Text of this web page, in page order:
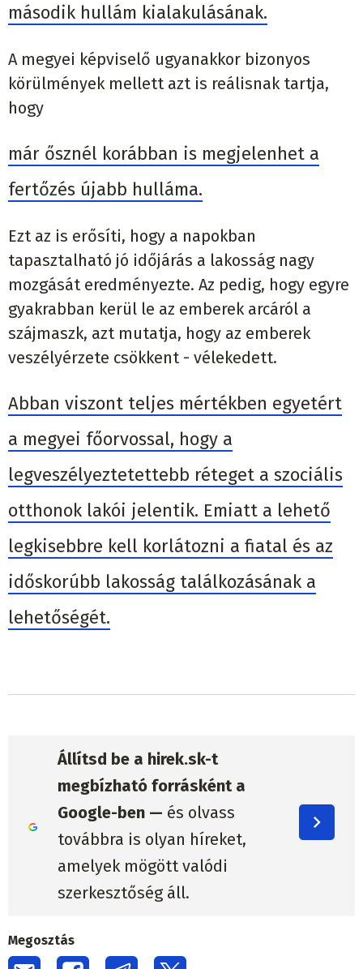
második hullám kialakulásának.
A megyei képviselő ugyanakkor bizonyos
körülmények mellett azt is reálisnak tartja,
hogy
már ősznél korábban is megjelenhet a
fertőzés újabb hulláma.
Ezt az is erősíti, hogy a napokban
tapasztalható jó időjárás a lakosság nagy
mozgását eredményezte. Az pedig, hogy egyre
gyakrabban kerül le az emberek arcáról a
szájmaszk, azt mutatja, hogy az emberek
veszélyérzete csökkent - vélekedett.
Abban viszont teljes mértékben egyetért
a megyei főorvossal, hogy a
legveszélyeztetettebb réteget a szociális
otthonok lakói jelentik. Emiatt a lehető
legkisebbre kell korlátozni a fiatal és az
időskorúbb lakosság találkozásának a
lehetőségét.
Állítsd be a hirek.sk-t
megbízható forrásként a
Google-ben — és olvass
továbbra is olyan híreket,
amelyek mögött valódi
szerkesztőség áll.
Megosztás